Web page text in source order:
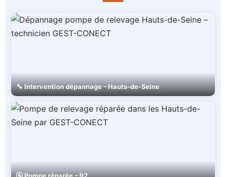
🔧 Intervention dépannage – Hauts-de-Seine